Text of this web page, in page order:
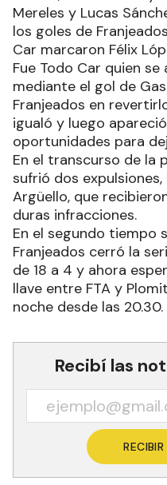
Mereles y Lucas
los goles de
Car marcaron Félix
Fue Todo Car quien
mediante el gol de
Franjeados en
igualó y luego
oportunidades para
En el transcurso de la
sufrió dos
Argüello, que
duras infracciones.
En el segundo tiempo
Franjeados cerró la
de 18 a 4 y ahora
llave entre FTA y
noche desde las 20.30.
Recibí las